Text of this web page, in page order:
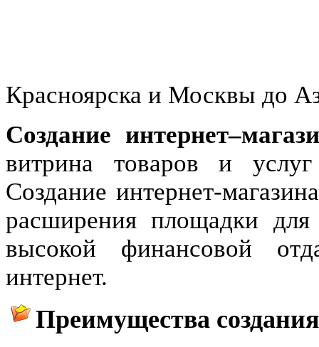
Красноярска и Москвы до
Создание
витрина товаров и
Создание интернет-
расширения площадки
высокой финансовой
интернет.
Преимущества